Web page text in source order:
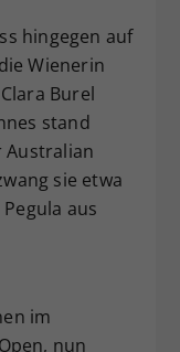
hingegen auf
Wienerin
Burel
stand
sie etwa
aus
im
nun